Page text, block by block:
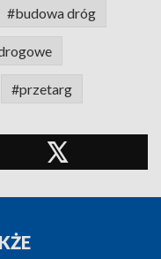
#budowa dróg
#przetarg